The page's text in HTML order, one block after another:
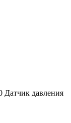
Датчик давления